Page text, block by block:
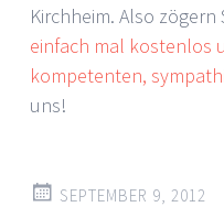
Kirchheim. Also zögern
einfach mal kostenlos
kompetenten,
uns!
SEPTEMBER 9, 2012